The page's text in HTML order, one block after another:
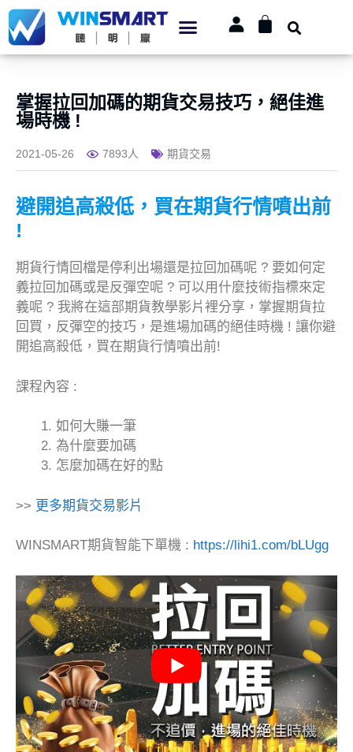
掌握拉回加碼的期貨交易技巧，絕佳進
場時機 !
2021-05-26 7893人 期貨交易
避開追高殺低，買在期貨行情噴出前
!
期貨行情回檔是停利出場還是拉回加碼呢 ? 要如何定
義拉回加碼或是反彈空呢 ? 可以用什麼技術指標來定
義呢 ? 我將在這部期貨教學影片裡分享，掌握期貨拉
回買，反彈空的技巧，是進場加碼的絕佳時機 ! 讓你避
開追高殺低，買在期貨行情噴出前!
課程內容 :
如何大賺一筆
為什麼要加碼
怎麼加碼在好的點
>> 更多期貨交易影片
WINSMART期貨智能下單機 : https://lihi1.com/bLUgg